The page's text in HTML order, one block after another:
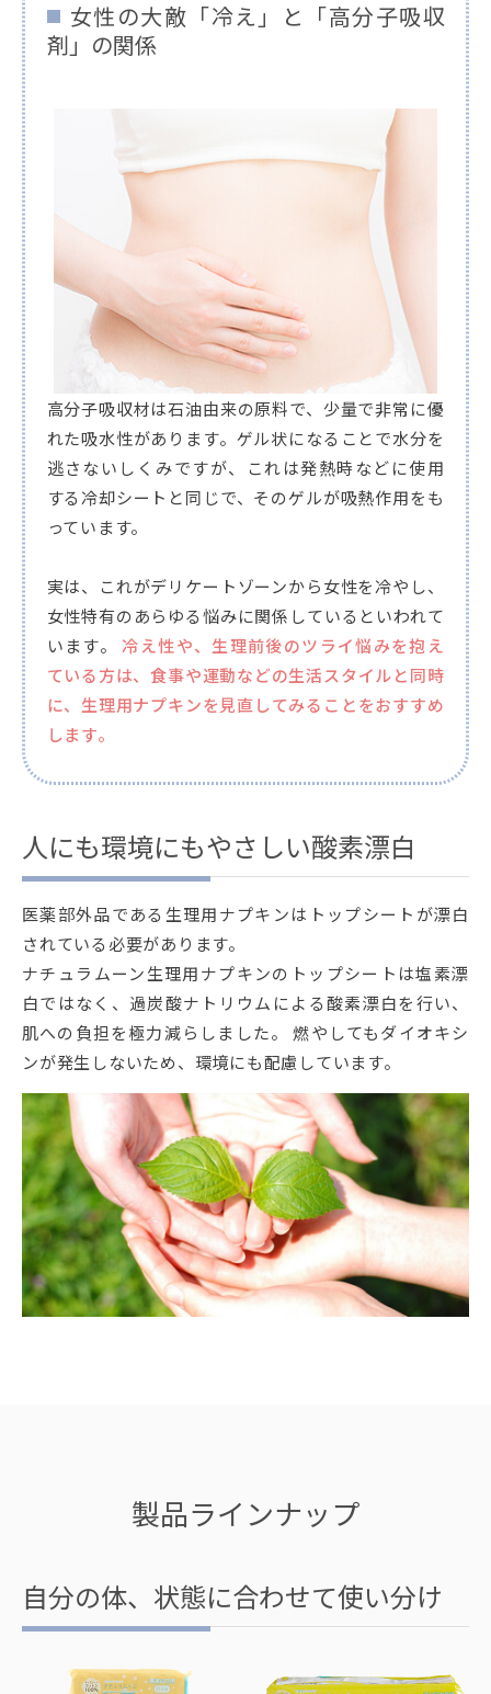
女性の大敵「冷え」と「高分子吸収
剤」の関係
高分子吸収材は石油由来の原料で、少量で非常に優
れた吸水性があります。ゲル状になることで水分を
逃さないしくみですが、これは発熱時などに使用
する冷却シートと同じで、そのゲルが吸熱作用をも
っています。
実は、これがデリケートゾーンから女性を冷やし、
女性特有のあらゆる悩みに関係しているといわれて
います。 冷え性や、生理前後のツライ悩みを抱え
ている方は、食事や運動などの生活スタイルと同時
に、生理用ナプキンを見直してみることをおすすめ
します。
人にも環境にもやさしい酸素漂白
医薬部外品である生理用ナプキンはトップシートが漂白
されている必要があります。
ナチュラムーン生理用ナプキンのトップシートは塩素漂
白ではなく、過炭酸ナトリウムによる酸素漂白を行い、
肌への負担を極力減らしました。 燃やしてもダイオキシ
ンが発生しないため、環境にも配慮しています。
製品ラインナップ
自分の体、状態に合わせて使い分け